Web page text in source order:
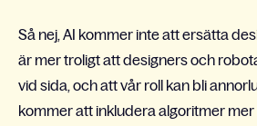
Så nej, AI kommer inte att ersätta
är mer troligt att designers och
vid sida, och att vår roll kan bli
kommer att inkludera algoritmer